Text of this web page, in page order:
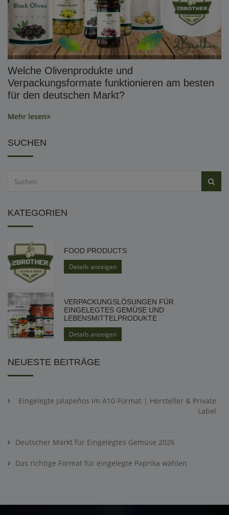
Welche Olivenprodukte und
Verpackungsformate funktionieren am besten
für den deutschen Markt?
Mehr lesen
SUCHEN
KATEGORIEN
FOOD PRODUCTS
Details anzeigen
VERPACKUNGSLÖSUNGEN FÜR
EINGELEGTES GEMÜSE UND
LEBENSMITTELPRODUKTE
Details anzeigen
NEUESTE BEITRÄGE
Eingelegte Jalapeños im A10-Format | Hersteller & Private
Label
Deutscher Markt für Eingelegtes Gemüse 2026
Das richtige Format für eingelegte Paprika wählen